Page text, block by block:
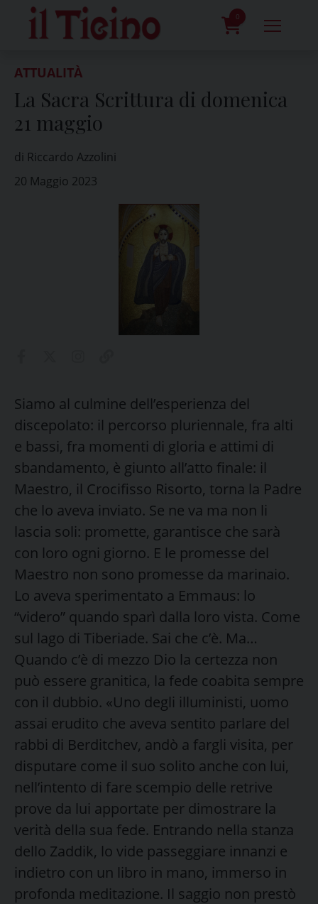
content
0
ATTUALITÀ
La Sacra Scrittura di domenica
21 maggio
di Riccardo Azzolini
20 Maggio 2023
Siamo al culmine dell’esperienza del
discepolato: il percorso pluriennale, fra alti
e bassi, fra momenti di gloria e attimi di
sbandamento, è giunto all’atto finale: il
Maestro, il Crocifisso Risorto, torna la Padre
che lo aveva inviato. Se ne va ma non li
lascia soli: promette, garantisce che sarà
con loro ogni giorno. E le promesse del
Maestro non sono promesse da marinaio.
Lo aveva sperimentato a Emmaus: lo
“videro” quando sparì dalla loro vista. Come
sul lago di Tiberiade. Sai che c’è. Ma…
Quando c’è di mezzo Dio la certezza non
può essere granitica, la fede coabita sempre
con il dubbio. «Uno degli illuministi, uomo
assai erudito che aveva sentito parlare del
rabbi di Berditchev, andò a fargli visita, per
disputare come il suo solito anche con lui,
nell’intento di fare scempio delle retrive
prove da lui apportate per dimostrare la
verità della sua fede. Entrando nella stanza
dello Zaddik, lo vide passeggiare innanzi e
indietro con un libro in mano, immerso in
profonda meditazione. Il saggio non prestò